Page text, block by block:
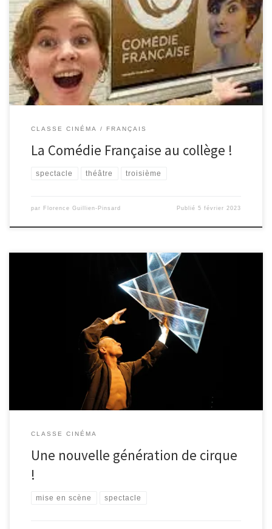
Le cours de français des 3ème3 du jeudi 2 février 2023 a été théâtral !
Les élèves ont dialogué pendant une heure avec la dernière recrue de la
troupe de la Comédie Française. Il s’agit de Marie Oppert, pensionnaire
depuis le 4 avril 2022, chanteuse et comédienne, elle a récemment […]
CLASSE CINÉMA FRANÇAIS
La Comédie Française au collège !
spectacle théâtre troisième
par Florence Guillien-Pinsard Publié5 février 2023
Pour la deuxième fois de l’année, les élèves de 4ème1 se sont rendus
au théâtre de Sénart pour assister à un spectacle d’arts de la piste de
Johann Le Guillerm, intitulé Terces. Pensant y observer des numéros de
cirque traditionnel, ils ont été étonnés de découvrir une autre forme de
CLASSE CINÉMA
Une nouvelle génération de cirque
!
mise en scène spectacle